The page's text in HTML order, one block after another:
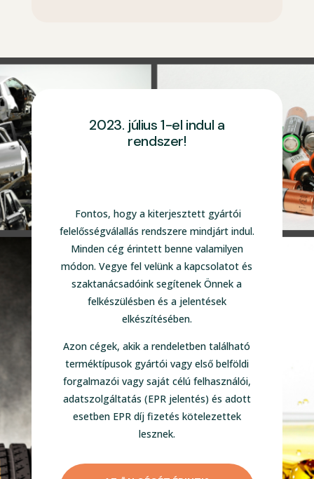
2023. július 1-el indul a
rendszer!
Fontos, hogy a kiterjesztett gyártói
felelősségválallás rendszere mindjárt indul.
Minden cég érintett benne valamilyen
módon. Vegye fel velünk a kapcsolatot és
szaktanácsadóink segítenek Önnek a
felkészülésben és a jelentések
elkészítésében.
Azon cégek, akik a rendeletben található
terméktípusok gyártói vagy első belföldi
forgalmazói vagy saját célú felhasználói,
adatszolgáltatás (EPR jelentés) és adott
esetben EPR díj fizetés kötelezettek
lesznek.